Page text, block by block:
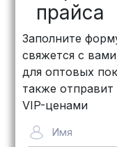
рублей
дней,
Байкал
для
прайса
Заполните
свяжется с
для оптовых
также
VIP-ценами
Имя